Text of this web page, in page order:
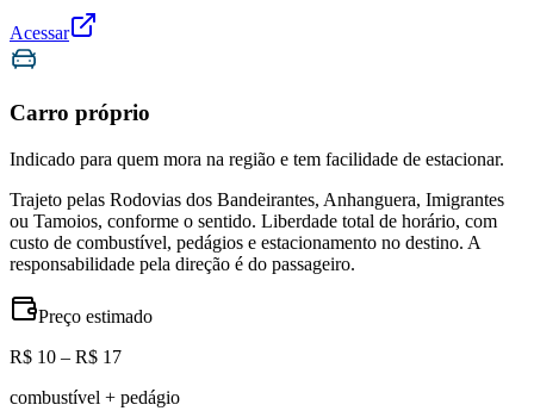
Acessar
Carro próprio
Indicado para quem mora na região e tem facilidade de estacionar.
Trajeto pelas Rodovias dos Bandeirantes, Anhanguera, Imigrantes
ou Tamoios, conforme o sentido. Liberdade total de horário, com
custo de combustível, pedágios e estacionamento no destino. A
responsabilidade pela direção é do passageiro.
Preço estimado
R$ 10 – R$ 17
combustível + pedágio